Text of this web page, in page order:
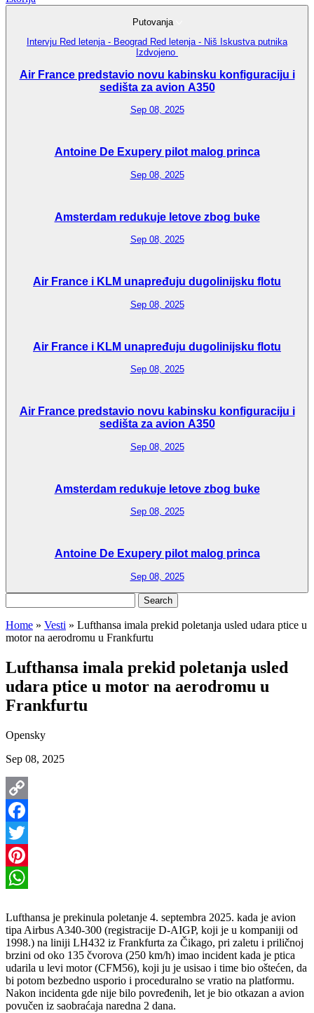
Putovanja
Intervju Red letenja - Beograd Red letenja - Niš Iskustva putnika
Izdvojeno
Air France predstavio novu kabinsku konfiguraciju i
sedišta za avion A350
Sep 08, 2025
Antoine De Exupery pilot malog princa
Sep 08, 2025
Amsterdam redukuje letove zbog buke
Sep 08, 2025
Air France i KLM unapređuju dugolinijsku flotu
Sep 08, 2025
Air France i KLM unapređuju dugolinijsku flotu
Sep 08, 2025
Air France predstavio novu kabinsku konfiguraciju i
sedišta za avion A350
Sep 08, 2025
Amsterdam redukuje letove zbog buke
Sep 08, 2025
Antoine De Exupery pilot malog princa
Sep 08, 2025
for:
Home » Vesti » Lufthansa imala prekid poletanja usled udara ptice u
motor na aerodromu u Frankfurtu
Lufthansa imala prekid poletanja usled
udara ptice u motor na aerodromu u
Frankfurtu
Opensky
Sep 08, 2025
Copy
Link
Facebook
Twitter
Pinterest
Lufthansa je prekinula poletanje 4. septembra 2025. kada je avion
tipa Airbus A340-300 (registracije D-AIGP, koji je u kompaniji od
1998.) na liniji LH432 iz Frankfurta za Čikago, pri zaletu i priličnoj
brzini od oko 135 čvorova (250 km/h) imao incident kada je ptica
udarila u levi motor (CFM56), koji ju je usisao i time bio oštećen, da
bi potom bezbedno usporio i proceduralno se vratio na platformu.
Nakon incidenta gde nije bilo povređenih, let je bio otkazan a avion
povučen iz saobraćaja naredna 2 dana.